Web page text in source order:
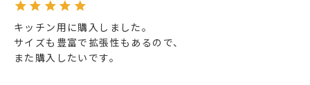
キッチン用に購入しました。
サイズも豊富で拡張性もあるので、
また購入したいです。